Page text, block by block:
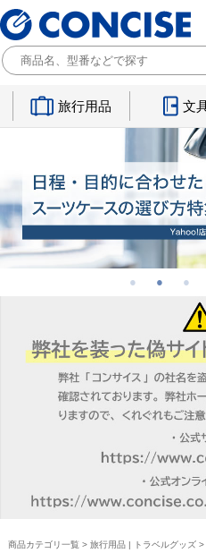
旅行用品 文
商品カテゴリ一覧 > 旅行用品 | トラベルグッズ>